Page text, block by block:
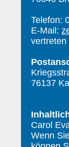
Telefon:
E-Mail:
vertreten
76137
Carol
Wenn